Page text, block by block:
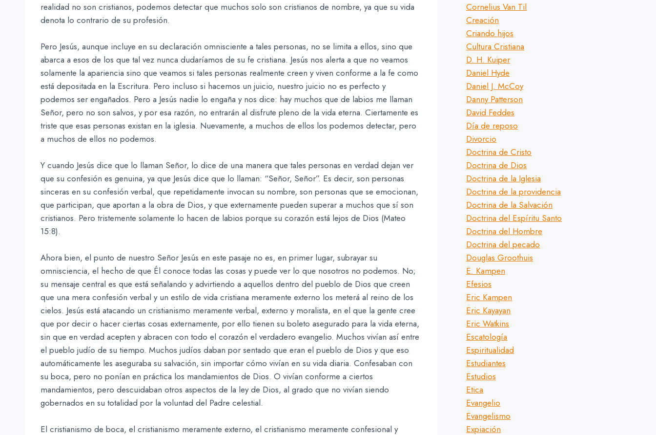
realidad no son cristianos, podemos detectar que muchos solo son cristianos de nombre, ya que su vida
denota lo contrario de su profesión.
Pero Jesús, aunque incluye en su declaración omnisciente a tales personas, no se limita a ellos, sino que
abarca a esos de los que tal vez nunca dudaríamos de su fe cristiana. Jesús nos alerta a que no veamos
solamente la apariencia sino que veamos si tales personas realmente creen y viven conforme a la fe como
está depositada en la Escritura. Pero incluso si hacemos un juicio, nuestro juicio no es perfecto y
podemos ser engañados. Pero a Jesús nadie lo engaña y nos dice: hay muchos que de labios me llaman
Señor, pero no son salvos, y por esa razón, no entrarán al disfrute pleno de la vida eterna. Ciertamente es
triste que esas personas existan en la iglesia. Nuevamente, a muchos de ellos los podemos detectar, pero
a muchos de ellos no podemos.
Y cuando Jesús dice que lo llaman Señor, lo dice de una manera que tales personas en verdad dejan ver
que su confesión es genuina, ya que Jesús dice que lo llaman: “Señor, Señor”. Es decir, son personas
sinceras en su confesión verbal, que repetidamente invocan su nombre, son personas que se emocionan,
que participan, que aportan a la obra de Dios, y que externamente pueden superar a muchos que sí son
cristianos. Pero tristemente solamente lo hacen de labios porque su corazón está lejos de Dios (Mateo
15:8).
Ahora bien, el punto de nuestro Señor Jesús en este pasaje no es, en primer lugar, subrayar su
omnisciencia, el hecho de que Él conoce todas las cosas y puede ver lo que nosotros no podemos. No;
su mensaje central es que está señalando y advirtiendo a aquellos dentro del pueblo de Dios que creen
que una mera confesión verbal y un estilo de vida cristiana meramente externo los meterá al reino de los
cielos. Jesús está atacando un cristianismo meramente verbal, externo y moralista, en el que la gente cree
que por decir o hacer ciertas cosas externamente, por ello tienen su boleto asegurado para la vida eterna,
sin que en verdad acepten y abracen con todo el corazón el verdadero evangelio. Muchos vivían así entre
el pueblo judío de su tiempo. Muchos judíos daban por sentado que eran el pueblo de Dios y que eso
automáticamente les aseguraba su salvación, sin importar cómo vivían en su vida diaria. Confesaban con
su boca, pero no ponían en práctica los mandamientos de Dios. O vivían conforme a ciertos
mandamientos, pero descuidaban otros aspectos de la ley de Dios, al grado que no vivían siendo
gobernados en su totalidad por la voluntad del Padre celestial.
El cristianismo de boca, el cristianismo meramente externo, el cristianismo meramente confesional y
Cornelius Van Til
Creación
Criando hijos
Cultura Cristiana
D. H. Kuiper
Daniel Hyde
Daniel J. McCoy
Danny Patterson
David Feddes
Día de reposo
Divorcio
Doctrina de Cristo
Doctrina de Dios
Doctrina de la Iglesia
Doctrina de la providencia
Doctrina de la Salvación
Doctrina del Espíritu Santo
Doctrina del Hombre
Doctrina del pecado
Douglas Groothuis
E. Kampen
Efesios
Eric Kampen
Eric Kayayan
Eric Watkins
Escatología
Espiritualidad
Estudiantes
Estudios
Etica
Evangelio
Evangelismo
Expiación